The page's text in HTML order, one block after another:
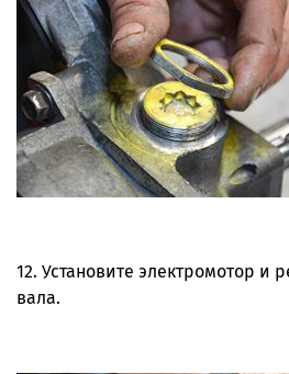
12. Установите электромотор и
вала.